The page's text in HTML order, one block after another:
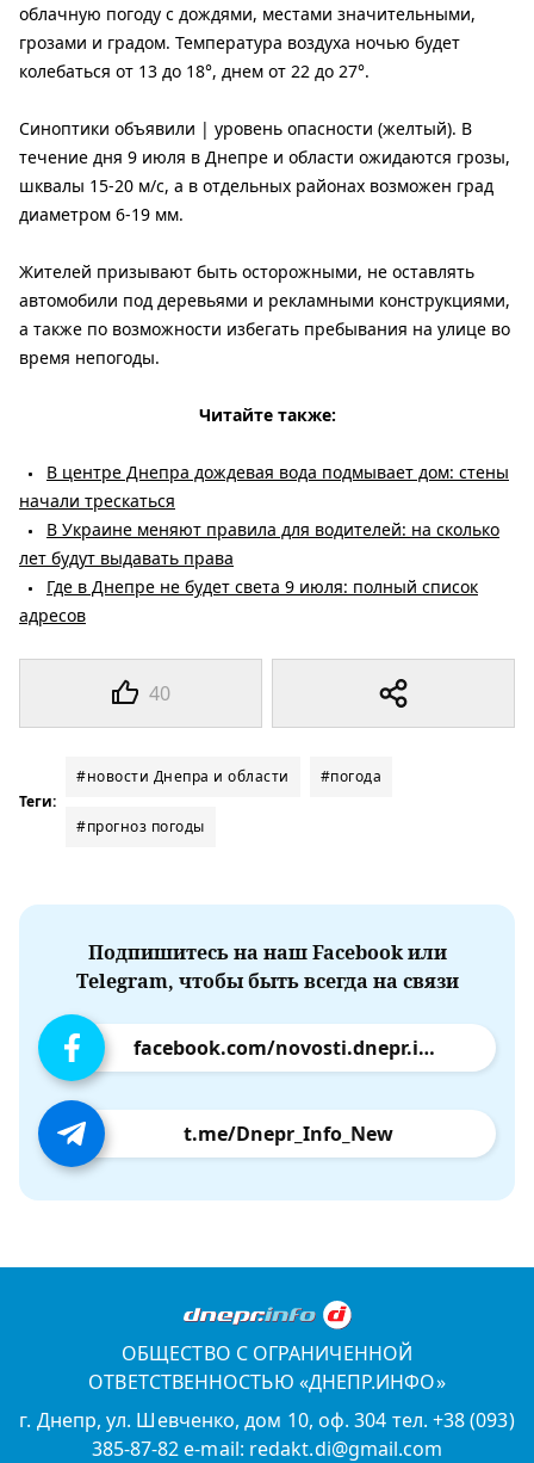
40
облачную погоду с дождями, местами значительными,
грозами и градом. Температура воздуха ночью будет
колебаться от 13 до 18°, днем ​​от 22 до 27°.
Синоптики объявили | уровень опасности (желтый). В
течение дня 9 июля в Днепре и области ожидаются грозы,
шквалы 15-20 м/с, а в отдельных районах возможен град
диаметром 6-19 мм.
Жителей призывают быть осторожными, не оставлять
автомобили под деревьями и рекламными конструкциями,
а также по возможности избегать пребывания на улице во
время непогоды.
Читайте также:
В центре Днепра дождевая вода подмывает дом: стены
начали трескаться
В Украине меняют правила для водителей: на сколько
лет будут выдавать права
Где в Днепре не будет света 9 июля: полный список
адресов
Теги:
#новости Днепра и области #погода
#прогноз погоды
Подпишитесь на наш Facebook или
Telegram, чтобы быть всегда на связи
facebook.com/novosti.dnepr.info
t.me/Dnepr_Info_New
ОБЩЕСТВО С ОГРАНИЧЕННОЙ
ОТВЕТСТВЕННОСТЬЮ «ДНЕПР.ИНФО»
г. Днепр, ул. Шевченко, дом 10, оф. 304 тел. +38 (093)
385-87-82 e-mail: redakt.di@gmail.com